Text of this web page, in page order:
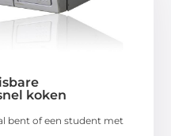
koken
bent of een student met